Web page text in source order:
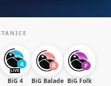
BiG 4 BiG Balade BiG Folk